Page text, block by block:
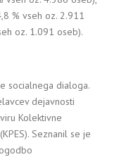
% vseh oz. 2.911
oz. 1.091 oseb).
socialnega dialoga.
dejavnosti
Kolektivne
Seznanil se je